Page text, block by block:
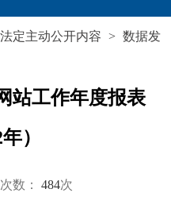
法定主动公开内容 > 数据发
站工作年度报表
）
数： 484次